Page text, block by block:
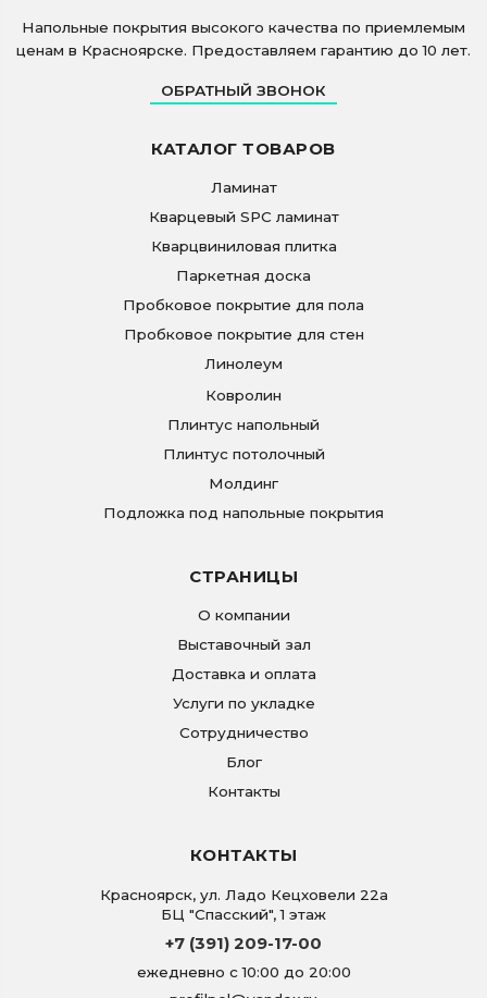
Напольные покрытия высокого качества по приемлемым
ценам в Красноярске. Предоставляем гарантию до 10 лет.
ОБРАТНЫЙ ЗВОНОК
КАТАЛОГ ТОВАРОВ
Ламинат
Кварцевый SPC ламинат
Кварцвиниловая плитка
Паркетная доска
Пробковое покрытие для пола
Пробковое покрытие для стен
Линолеум
Ковролин
Плинтус напольный
Плинтус потолочный
Молдинг
Подложка под напольные покрытия
СТРАНИЦЫ
О компании
Выставочный зал
Доставка и оплата
Услуги по укладке
Сотрудничество
Блог
Контакты
КОНТАКТЫ
Красноярск, ул. Ладо Кецховели 22а
БЦ "Спасский", 1 этаж
+7 (391) 209-17-00
ежедневно с 10:00 до 20:00